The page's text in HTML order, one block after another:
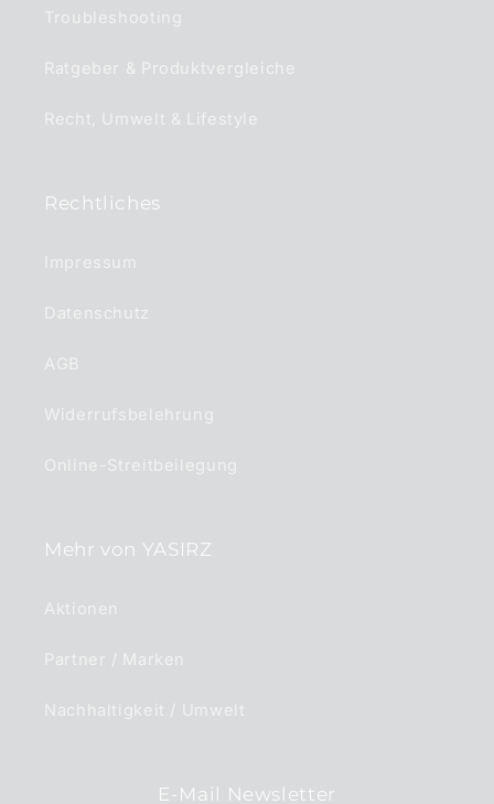
Troubleshooting
Ratgeber & Produktvergleiche
Recht, Umwelt & Lifestyle
Rechtliches
Impressum
Datenschutz
AGB
Widerrufsbelehrung
Online-Streitbeilegung
Mehr von YASIRZ
Aktionen
Partner / Marken
Nachhaltigkeit / Umwelt
E-Mail Newsletter